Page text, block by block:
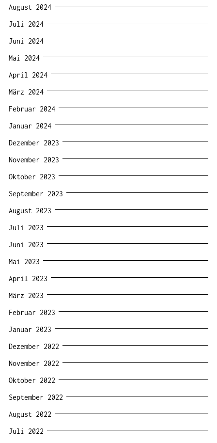
August 2024
Juli 2024
Juni 2024
Mai 2024
April 2024
März 2024
Februar 2024
Januar 2024
Dezember 2023
November 2023
Oktober 2023
September 2023
August 2023
Juli 2023
Juni 2023
Mai 2023
April 2023
März 2023
Februar 2023
Januar 2023
Dezember 2022
November 2022
Oktober 2022
September 2022
August 2022
Juli 2022